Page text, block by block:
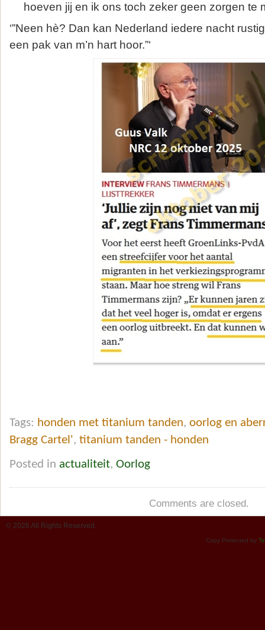
hoeven jij en ik ons toch zeker geen zorgen te
‘”Neen hè? Dan kan Nederland iedere nacht
een pak van m’n hart hoor.”‘
Tags: honden met titanium tanden, oorlog en
Bragg Cartel', titanium tanden - honden
Posted in actualiteit, Oorlog
Comments are closed.
© 2026 All Rights Reserved.
Copy Protected by